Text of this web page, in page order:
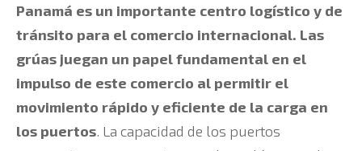
Panamá es un importante centro logístico y de
tránsito para el comercio internacional. Las
grúas juegan un papel fundamental en el
impulso de este comercio al permitir el
movimiento rápido y eficiente de la carga en
los puertos. La capacidad de los puertos